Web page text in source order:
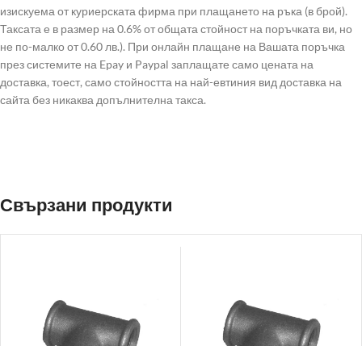
изискуема от куриерската фирма при плащането на ръка (в брой).
Таксата е в размер на 0.6% от общата стойност на поръчката ви, но
не по-малко от 0.60 лв.). При онлайн плащане на Вашата поръчка
през системите на Epay и Paypal заплащате само цената на
доставка, тоест, само стойността на най-евтиния вид доставка на
сайта без никаква допълнителна такса.
Свързани продукти